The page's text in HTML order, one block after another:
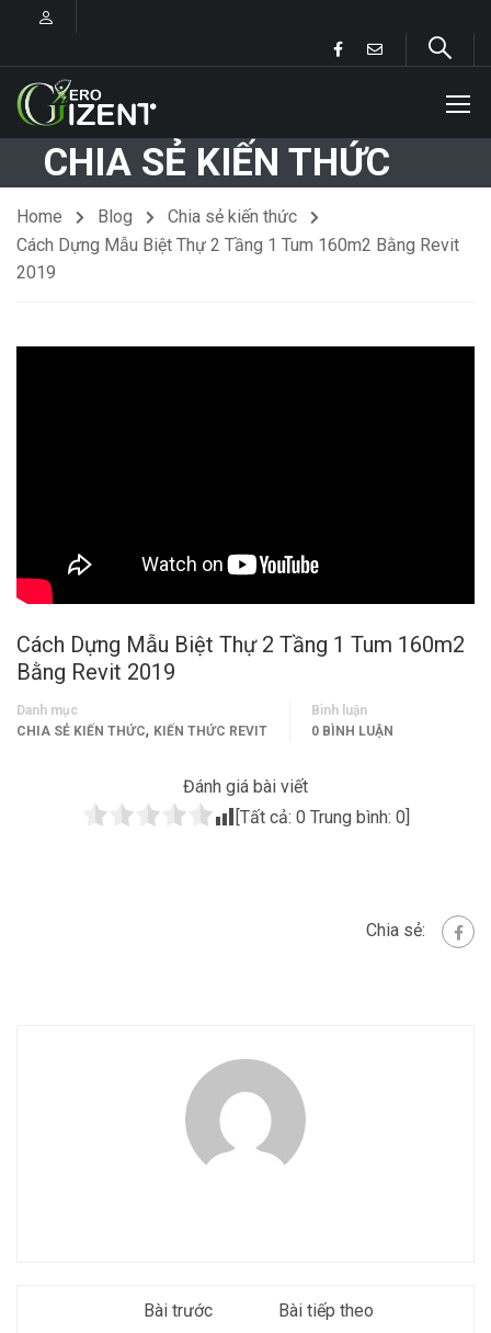
CHIA SẺ KIẾN THỨC
Home Blog
Chia sẻ kiến thức
Cách Dựng Mẫu Biệt Thự 2 Tầng 1 Tum 160m2 Bằng Revit
2019
Cách Dựng Mẫu Biệt Thự 2 Tầng 1 Tum 160m2
Bằng Revit 2019
Danh mục
CHIA SẺ KIẾN THỨC, KIẾN THỨC REVIT
Bình luận
0 BÌNH LUẬN
Đánh giá bài viết
[Tất cả: 0 Trung bình: 0]
Chia sẻ:
Bài trước Bài tiếp theo